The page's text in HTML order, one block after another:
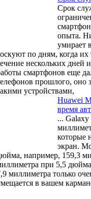
Срок
опыта.
умирает
по дням, когда их
нескольких дней
смартфонов еще
прошлого, оно
устройствами,
Huawei
время
... Galaxy
которые
экран.
например, 159,3
при 5,5
миллиметра только
в вашем